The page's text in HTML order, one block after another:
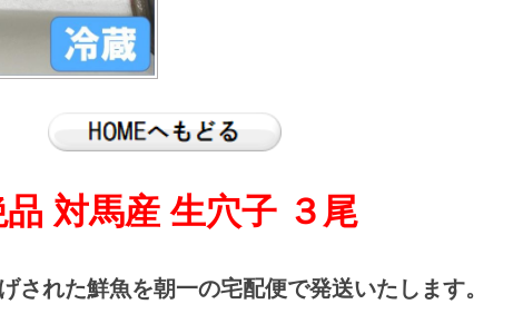
対馬産 生穴子 ３尾
された鮮魚を朝一の宅配便で発送いたします。